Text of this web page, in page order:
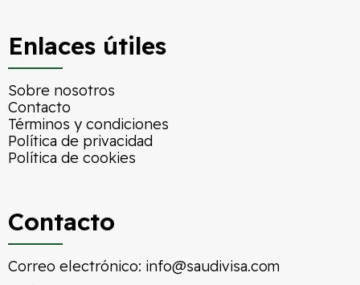
Enlaces útiles
Sobre nosotros
Contacto
Términos y condiciones
Política de privacidad
Política de cookies
Contacto
Correo electrónico: info@saudivisa.com